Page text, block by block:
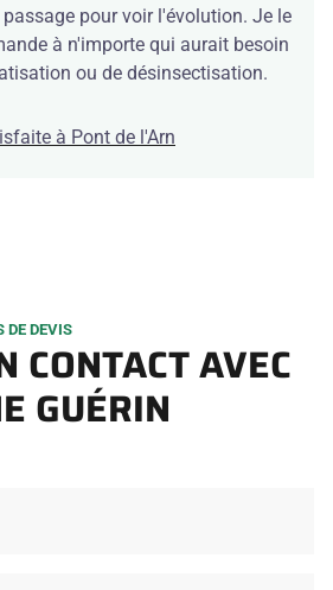
pour voir l'évolution. Je le
à n'importe qui aurait besoin
ou de désinsectisation.
à Pont de l'Arn
DE DEVIS
CONTACT AVEC
GUÉRIN